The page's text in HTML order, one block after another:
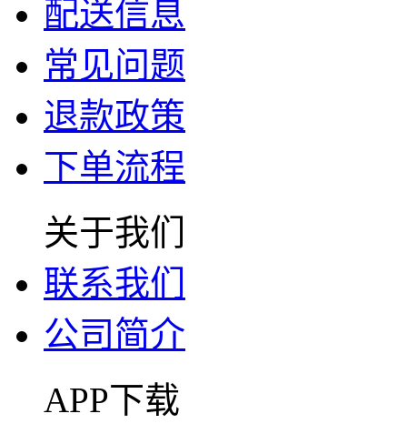
配送信息
常见问题
退款政策
下单流程
关于我们
联系我们
公司简介
APP下载